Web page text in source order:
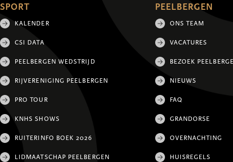
SPORT
KALENDER
CSI DATA
PEELBERGEN WEDSTRIJD
RIJVERENIGING PEELBERGEN
PRO TOUR
KNHS SHOWS
RUITERINFO BOEK 2026
LIDMAATSCHAP PEELBERGEN
PEELBERGEN
ONS TEAM
VACATURES
BEZOEK
NIEUWS
FAQ
GRANDORSE
OVERNACHTING
HUISREGELS